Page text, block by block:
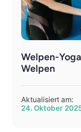
Welpen-
Welpen
Aktualisiert am:
24. Oktober